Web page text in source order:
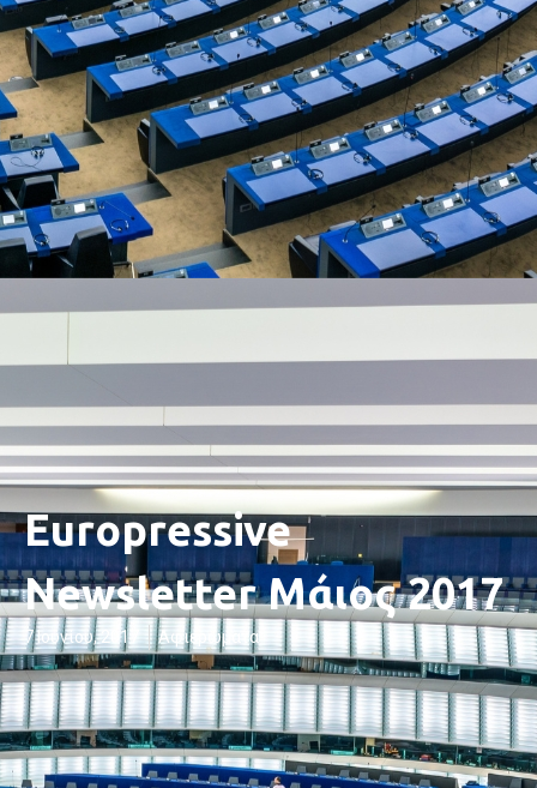
Europressive
Newsletter Μάιος 2017
7 Ιουνίου, 2017 Αφιερώματα